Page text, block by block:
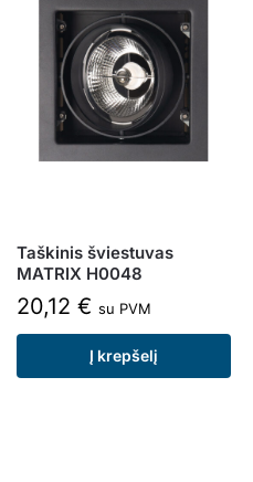
Taškinis šviestuvas
MATRIX H0048
20,12 € su PVM
Į krepšelį